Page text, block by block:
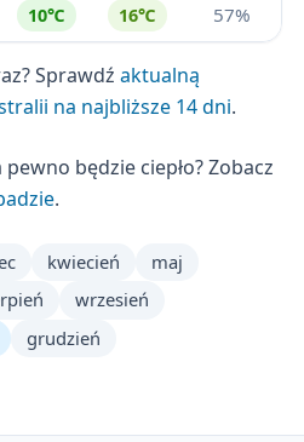
10℃ 16℃ 57%
Sprawdź aktualną
na najbliższe 14 dni.
będzie ciepło? Zobacz
.
kwiecień
maj
wrzesień
grudzień